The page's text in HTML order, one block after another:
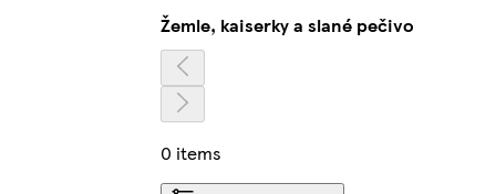
Žemle, kaiserky a slané pečivo
0 items